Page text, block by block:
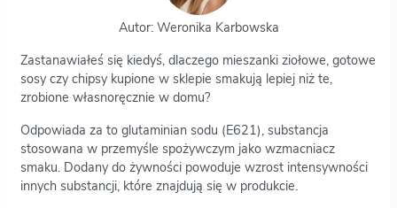
Autor: Weronika Karbowska
Zastanawiałeś się kiedyś, dlaczego mieszanki ziołowe, gotowe
sosy czy chipsy kupione w sklepie smakują lepiej niż te,
zrobione własnoręcznie w domu?
Odpowiada za to glutaminian sodu (E621), substancja
stosowana w przemyśle spożywczym jako wzmacniacz
smaku. Dodany do żywności powoduje wzrost intensywności
innych substancji, które znajdują się w produkcie.